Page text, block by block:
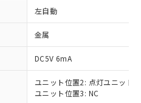
左自動
金属
DC5V 6mA
ユニット位置2: 点灯ユニット
ユニット位置3: NC